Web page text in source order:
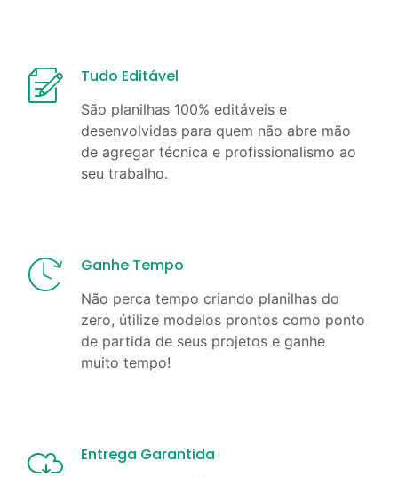
Tudo Editável
São planilhas 100% editáveis e
desenvolvidas para quem não abre mão
de agregar técnica e profissionalismo ao
seu trabalho.
Ganhe Tempo
Não perca tempo criando planilhas do
zero, útilize modelos prontos como ponto
de partida de seus projetos e ganhe
muito tempo!
Entrega Garantida